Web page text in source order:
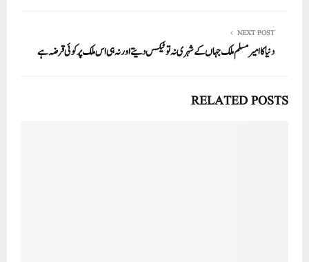
NEXT POST
دنیا کا امیر مسلم ملک جہاں کے شہری نہ تو ٹیکس دیتے اور نہ ہی اس ملک پر کوئی قرضہ ہے
RELATED POSTS